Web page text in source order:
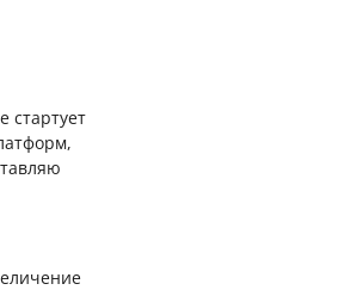
стартует